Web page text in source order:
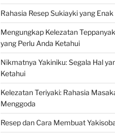
Rahasia Resep Sukiayki yang
Mengungkap Kelezatan
yang Perlu Anda Ketahui
Nikmatnya Yakiniku: Segala Hal
Ketahui
Kelezatan Teriyaki: Rahasia
Menggoda
Resep dan Cara Membuat